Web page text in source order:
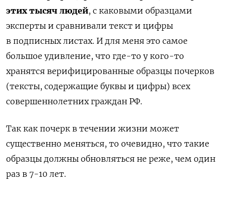
Подписывайтесь на The
Moscow Times в Telegram —
этих тысяч людей, с каковыми образцами
эксперты и сравнивали текст и цифры
в подписных листах. И для меня это самое
большое удивление, что где-то у кого-то
хранятся верифицированные образцы почерков
(тексты, содержащие буквы и цифры) всех
совершеннолетних граждан РФ.
Так как почерк в течении жизни может
существенно меняться, то очевидно, что такие
образцы должны обновляться не реже, чем один
раз в 7-10 лет.